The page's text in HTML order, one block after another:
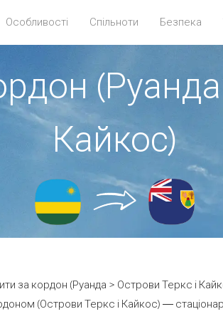
Особливості Спільноти Безпека
Кайкос)
за кордон (Руанда > Острови Теркс і
(Острови Теркс і Кайкос) —